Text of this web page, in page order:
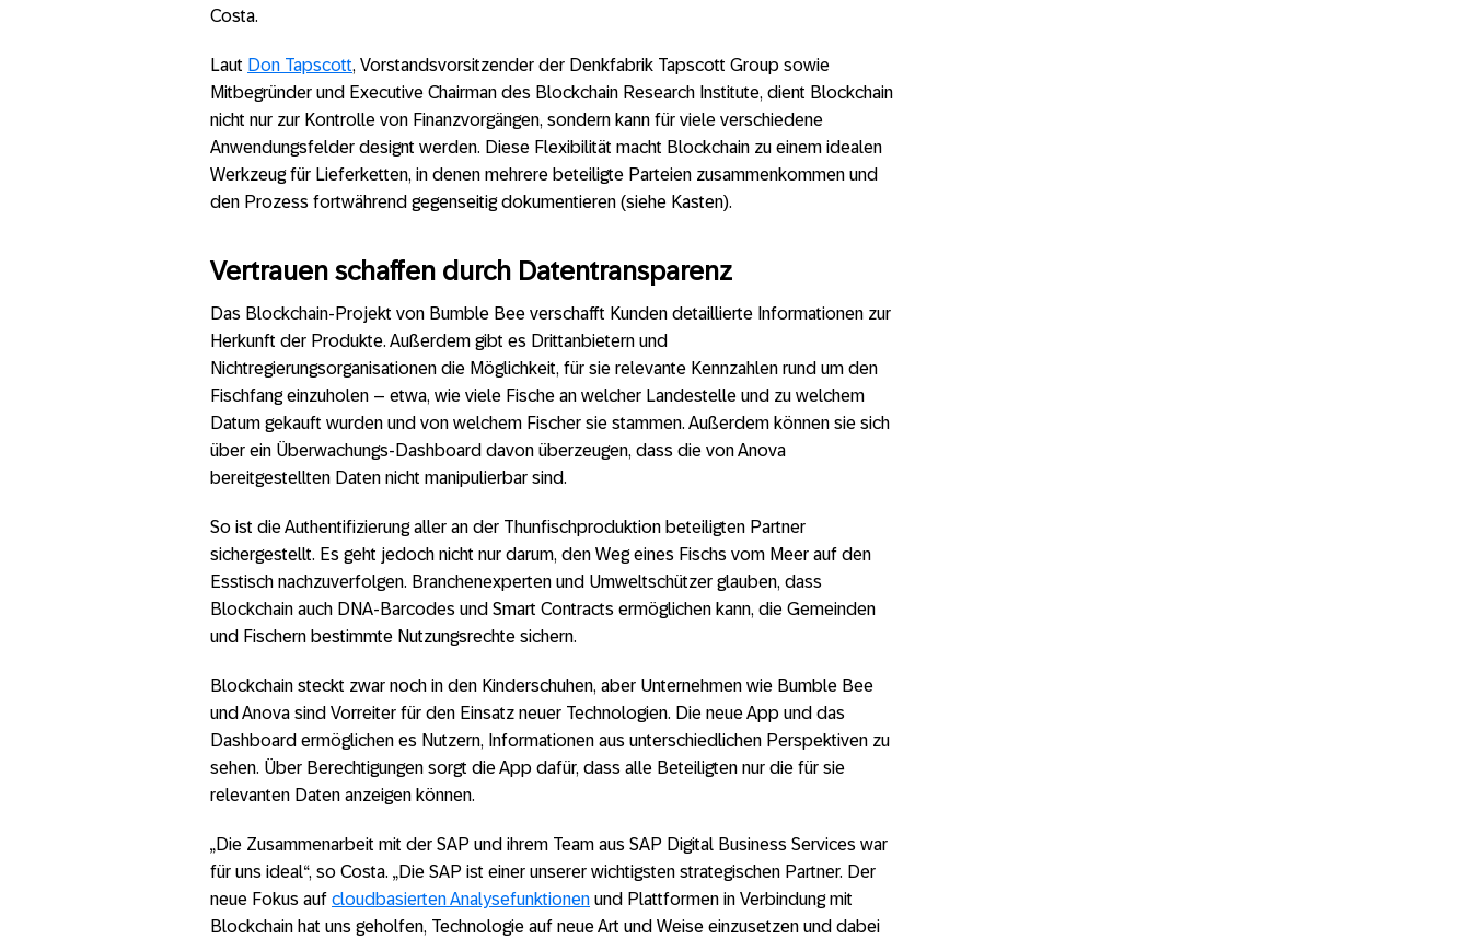
Costa.
Laut Don Tapscott, Vorstandsvorsitzender der Denkfabrik Tapscott Group sowie
Mitbegründer und Executive Chairman des Blockchain Research Institute, dient Blockchain
nicht nur zur Kontrolle von Finanzvorgängen, sondern kann für viele verschiedene
Anwendungsfelder designt werden. Diese Flexibilität macht Blockchain zu einem idealen
Werkzeug für Lieferketten, in denen mehrere beteiligte Parteien zusammenkommen und
den Prozess fortwährend gegenseitig dokumentieren (siehe Kasten).
Vertrauen schaffen durch Datentransparenz
Das Blockchain-Projekt von Bumble Bee verschafft Kunden detaillierte Informationen zur
Herkunft der Produkte. Außerdem gibt es Drittanbietern und
Nichtregierungsorganisationen die Möglichkeit, für sie relevante Kennzahlen rund um den
Fischfang einzuholen – etwa, wie viele Fische an welcher Landestelle und zu welchem
Datum gekauft wurden und von welchem Fischer sie stammen. Außerdem können sie sich
über ein Überwachungs-Dashboard davon überzeugen, dass die von Anova
bereitgestellten Daten nicht manipulierbar sind.
So ist die Authentifizierung aller an der Thunfischproduktion beteiligten Partner
sichergestellt. Es geht jedoch nicht nur darum, den Weg eines Fischs vom Meer auf den
Esstisch nachzuverfolgen. Branchenexperten und Umweltschützer glauben, dass
Blockchain auch DNA-Barcodes und Smart Contracts ermöglichen kann, die Gemeinden
und Fischern bestimmte Nutzungsrechte sichern.
Blockchain steckt zwar noch in den Kinderschuhen, aber Unternehmen wie Bumble Bee
und Anova sind Vorreiter für den Einsatz neuer Technologien. Die neue App und das
Dashboard ermöglichen es Nutzern, Informationen aus unterschiedlichen Perspektiven zu
sehen. Über Berechtigungen sorgt die App dafür, dass alle Beteiligten nur die für sie
relevanten Daten anzeigen können.
„Die Zusammenarbeit mit der SAP und ihrem Team aus SAP Digital Business Services war
für uns ideal“, so Costa. „Die SAP ist einer unserer wichtigsten strategischen Partner. Der
neue Fokus auf cloudbasierten Analysefunktionen und Plattformen in Verbindung mit
Blockchain hat uns geholfen, Technologie auf neue Art und Weise einzusetzen und dabei